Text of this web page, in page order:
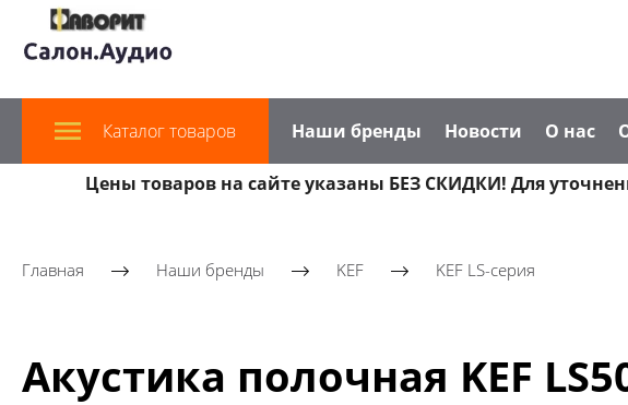
Каталог товаров Наши бренды Новости О нас
Цены товаров на сайте указаны БЕЗ СКИДКИ! Для
Главная Наши бренды KEF KEF LS-серия
Акустика полочная KEF